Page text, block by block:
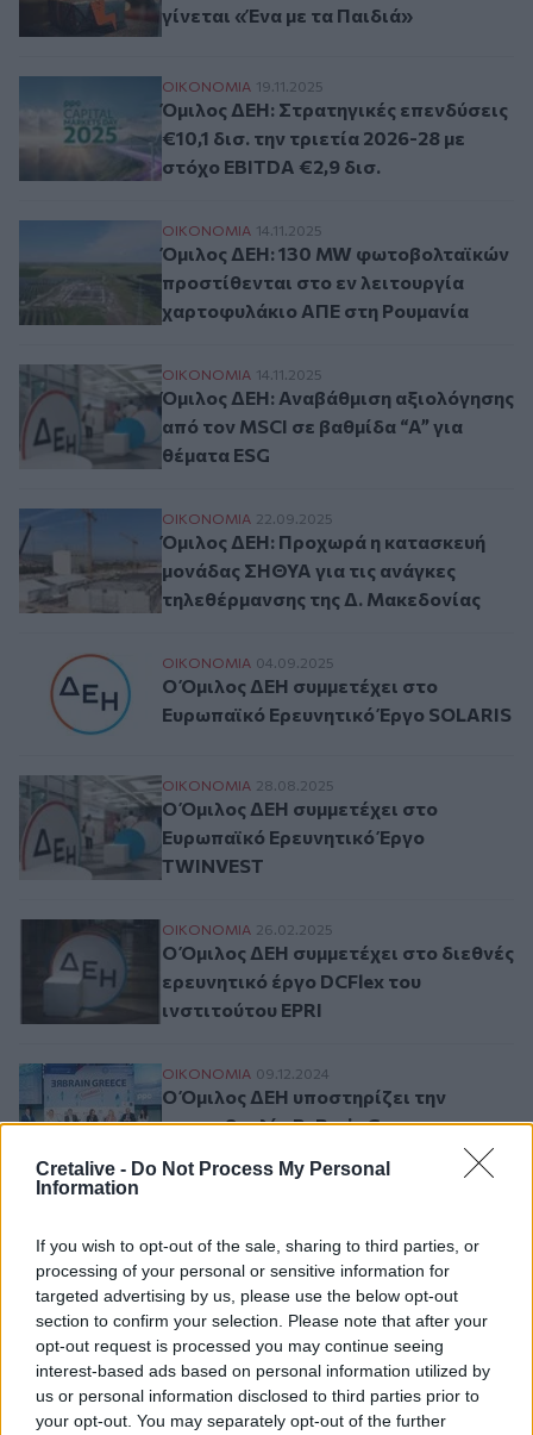
Cretalive - Do Not Process My Personal
Information
If you wish to opt-out of the sale, sharing to third parties, or
processing of your personal or sensitive information for
targeted advertising by us, please use the below opt-out
section to confirm your selection. Please note that after your
opt-out request is processed you may continue seeing
interest-based ads based on personal information utilized by
us or personal information disclosed to third parties prior to
your opt-out. You may separately opt-out of the further
γίνεται «Ένα με τα Παιδιά»
Όμιλος ΔΕΗ: Στρατηγικές επενδύσεις
ΟΙΚΟΝΟΜΙΑ 19.11.2025
Όμιλος ΔΕΗ: Στρατηγικές επενδύσεις
€10,1 δισ. την τριετία 2026-28 με
στόχο EBITDA €2,9 δισ.
Όμιλος ΔΕΗ: 130 MW φωτοβολταϊκών
ΟΙΚΟΝΟΜΙΑ 14.11.2025
Όμιλος ΔΕΗ: 130 MW φωτοβολταϊκών
προστίθενται στο εν λειτουργία
χαρτοφυλάκιο ΑΠΕ στη Ρουμανία
Όμιλος ΔΕΗ: Αναβάθμιση αξιολόγησης
ΟΙΚΟΝΟΜΙΑ 14.11.2025
Όμιλος ΔΕΗ: Αναβάθμιση αξιολόγησης
από τον MSCI σε βαθμίδα “A” για
θέματα ESG
Όμιλος ΔΕΗ: Προχωρά η κατασκευή
ΟΙΚΟΝΟΜΙΑ 22.09.2025
Όμιλος ΔΕΗ: Προχωρά η κατασκευή
μονάδας ΣΗΘΥΑ για τις ανάγκες
τηλεθέρμανσης της Δ. Μακεδονίας
Ο Όμιλος ΔΕΗ συμμετέχει στο
ΟΙΚΟΝΟΜΙΑ 04.09.2025
Ο Όμιλος ΔΕΗ συμμετέχει στο
Ευρωπαϊκό Ερευνητικό Έργο SOLARIS
Ο Όμιλος ΔΕΗ συμμετέχει στο
ΟΙΚΟΝΟΜΙΑ 28.08.2025
Ο Όμιλος ΔΕΗ συμμετέχει στο
Ευρωπαϊκό Ερευνητικό Έργο
TWINVEST
Ο Όμιλος ΔΕΗ συμμετέχει στο διεθνές
ΟΙΚΟΝΟΜΙΑ 26.02.2025
Ο Όμιλος ΔΕΗ συμμετέχει στο διεθνές
ερευνητικό έργο DCFlex του
ινστιτούτου EPRI
Ο Όμιλος ΔΕΗ υποστηρίζει την
ΟΙΚΟΝΟΜΙΑ 09.12.2024
Ο Όμιλος ΔΕΗ υποστηρίζει την
πρωτοβουλία ReBrain Greece
Ροή ειδήσεων Δημοφιλή
06:11
Οι 5 viral συμβουλές για παγωμένο καφέ που κάνουν τη
διαφορά - Πέντε κόλπα που θα απογειώσουν τον
παγωμένο καφέ σας